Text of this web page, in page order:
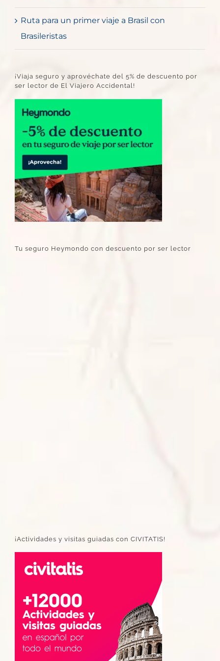
Ruta para un primer viaje a Brasil con
Brasileristas
¡Viaja seguro y aprovéchate del 5% de descuento por
ser lector de El Viajero Accidental!
Tu seguro Heymondo con descuento por ser lector
¡Actividades y visitas guiadas con CIVITATIS!